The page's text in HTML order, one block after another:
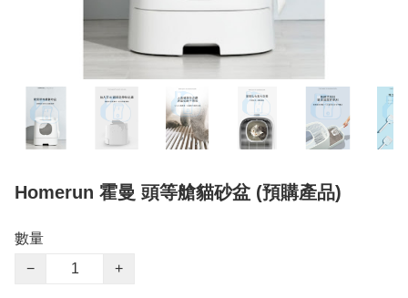
Homerun 霍曼 頭等艙貓砂盆 (預購產品)
數量
−
+